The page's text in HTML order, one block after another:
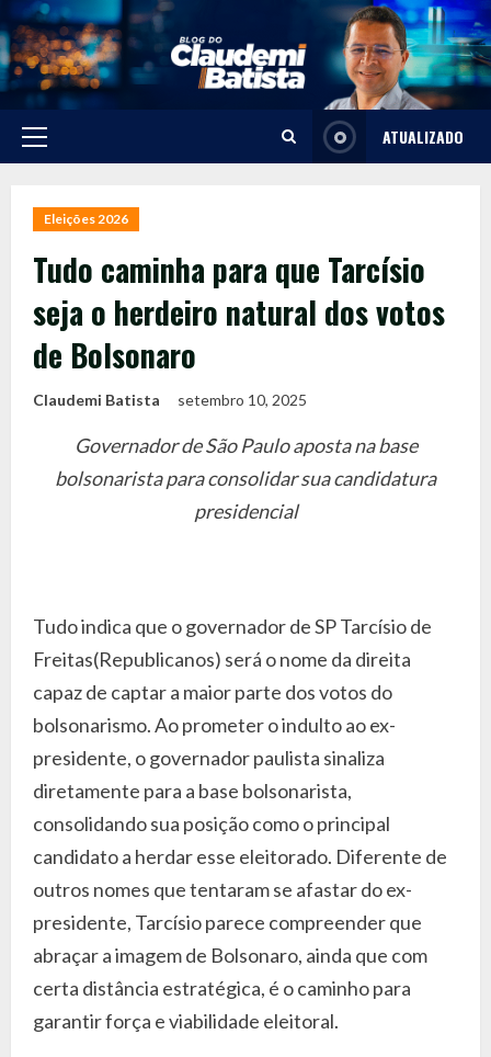
Skip
to
content
Primary
ATUALIZADO
Eleições 2026
Tudo caminha para que Tarcísio
seja o herdeiro natural dos votos
de Bolsonaro
Claudemi Batista setembro 10, 2025
Governador de São Paulo aposta na base
bolsonarista para consolidar sua candidatura
presidencial
Tudo indica que o governador de SP Tarcísio de
Freitas(Republicanos) será o nome da direita
capaz de captar a maior parte dos votos do
bolsonarismo. Ao prometer o indulto ao ex-
presidente, o governador paulista sinaliza
diretamente para a base bolsonarista,
consolidando sua posição como o principal
candidato a herdar esse eleitorado. Diferente de
outros nomes que tentaram se afastar do ex-
presidente, Tarcísio parece compreender que
abraçar a imagem de Bolsonaro, ainda que com
certa distância estratégica, é o caminho para
garantir força e viabilidade eleitoral.